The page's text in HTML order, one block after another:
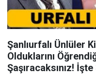
Şanlıurfalı Ünlüler
Olduklarını
Şaşıracaksınız!